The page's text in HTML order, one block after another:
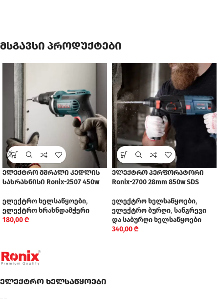
მსგავსი პროდუქტები
ელექტრო მშრალი კედლის
სახრახნისი Ronix-2507 450w
ელექტრო ხელსაწყოები,
ელექტრო ხრახნდამჭერი
180,00₾
ელექტრო პერფორატორი
Ronix-2700 28mm 850w SDS
ელექტრო ხელსაწყოები,
ელექტრო ბურღი, სანგრევი
და საბურღი ხელსაწყოები
340,00₾
ელექტრო ხელსაწყოები